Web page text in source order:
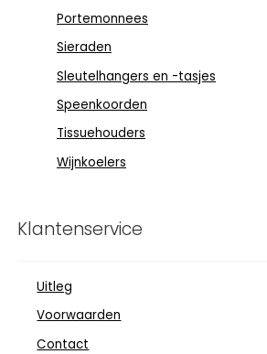
Portemonnees
Sieraden
Sleutelhangers en -tasjes
Speenkoorden
Tissuehouders
Wijnkoelers
Klantenservice
Uitleg
Voorwaarden
Contact